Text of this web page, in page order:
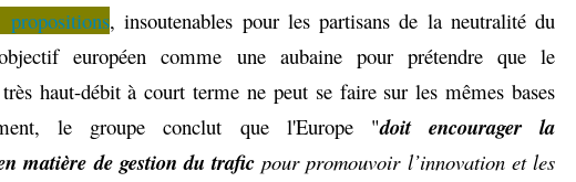
, insoutenables pour les partisans de la neutralité du
européen comme une aubaine pour prétendre que le
haut-débit à court terme ne peut se faire sur les mêmes bases
le groupe conclut que l'Europe "doit encourager la
matière de gestion du trafic pour promouvoir l’innovation et les